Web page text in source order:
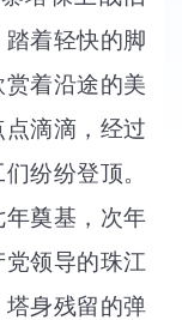
着轻快的脚
着沿途的美
滴滴，经过
纷纷登顶。
奠基，次年
领导的珠江
身残留的弹